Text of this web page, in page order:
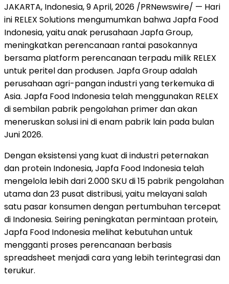
JAKARTA, Indonesia,9 April, 2026 /PRNewswire/ — Hari
ini RELEX Solutions mengumumkan bahwa Japfa Food
Indonesia, yaitu anak perusahaan Japfa Group,
meningkatkan perencanaan rantai pasokannya
bersama platform perencanaan terpadu milik RELEX
untuk peritel dan produsen. Japfa Group adalah
perusahaan agri-pangan industri yang terkemuka di
Asia. Japfa Food Indonesia telah menggunakan RELEX
di sembilan pabrik pengolahan primer dan akan
meneruskan solusi ini di enam pabrik lain pada bulan
Juni 2026.
Dengan eksistensi yang kuat di industri peternakan
dan protein Indonesia, Japfa Food Indonesia telah
mengelola lebih dari 2.000 SKU di 15 pabrik pengolahan
utama dan 23 pusat distribusi, yaitu melayani salah
satu pasar konsumen dengan pertumbuhan tercepat
di Indonesia. Seiring peningkatan permintaan protein,
Japfa Food Indonesia melihat kebutuhan untuk
mengganti proses perencanaan berbasis
spreadsheet menjadi cara yang lebih terintegrasi dan
terukur.